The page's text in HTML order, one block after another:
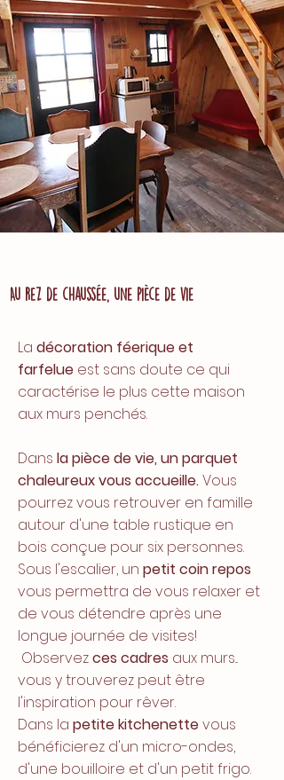
Au rez de chaussée, une pièce de vie
La décoration féerique et
farfelue est sans doute ce qui
caractérise le plus cette maison
aux murs penchés.
Dans la pièce de vie, un parquet
chaleureux vous accueille.Vous
pourrez vous retrouver en famille
autour d'une table rustique en
bois conçue pour six personnes.
Sous l'escalier, un petit coin repos
vous permettra de vous relaxer et
de vous détendre après une
longue journée de visites!
Observezces cadres aux murs...
vous y trouverez peut être
l'inspiration pour rêver.
Dans la petite kitchenettevous
bénéficierez d'un micro-ondes,
d'une bouilloire et d'un petit frigo.